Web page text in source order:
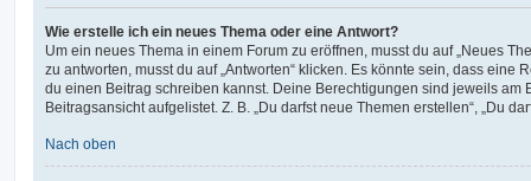
Wie erstelle ich ein neues Thema oder eine Antwort?
Um ein neues Thema in einem Forum zu eröffnen, musst du auf „Neues
zu antworten, musst du auf „Antworten“ klicken. Es könnte sein, dass eine
du einen Beitrag schreiben kannst. Deine Berechtigungen sind jeweils am
Beitragsansicht aufgelistet. Z. B. „Du darfst neue Themen erstellen“, „Du
Nach oben